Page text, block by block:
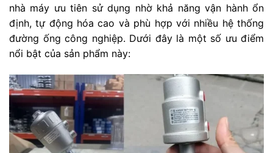
nhà máy ưu tiên sử dụng nhờ khả năng vận hành ổn
định, tự động hóa cao và phù hợp với nhiều hệ thống
đường ống công nghiệp. Dưới đây là một số ưu điểm
nổi bật của sản phẩm này: